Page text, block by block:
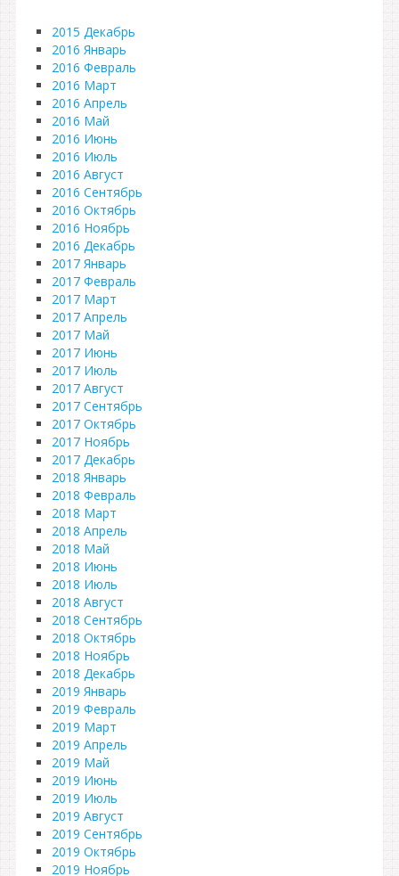
2015 Декабрь
2016 Январь
2016 Февраль
2016 Март
2016 Апрель
2016 Май
2016 Июнь
2016 Июль
2016 Август
2016 Сентябрь
2016 Октябрь
2016 Ноябрь
2016 Декабрь
2017 Январь
2017 Февраль
2017 Март
2017 Апрель
2017 Май
2017 Июнь
2017 Июль
2017 Август
2017 Сентябрь
2017 Октябрь
2017 Ноябрь
2017 Декабрь
2018 Январь
2018 Февраль
2018 Март
2018 Апрель
2018 Май
2018 Июнь
2018 Июль
2018 Август
2018 Сентябрь
2018 Октябрь
2018 Ноябрь
2018 Декабрь
2019 Январь
2019 Февраль
2019 Март
2019 Апрель
2019 Май
2019 Июнь
2019 Июль
2019 Август
2019 Сентябрь
2019 Октябрь
2019 Ноябрь